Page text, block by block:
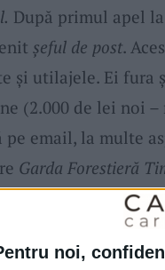
noi,
După primul apel
șeful de post.
și utilajele. Ei fura
(2.000 de lei noi
email, la multe
Garda Forestieră
s-a întâmplat!“
județului, care ne-